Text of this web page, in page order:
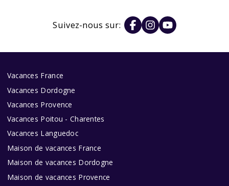
Suivez-nous sur:
Vacances France
Vacances Dordogne
Vacances Provence
Vacances Poitou - Charentes
Vacances Languedoc
Maison de vacances France
Maison de vacances Dordogne
Maison de vacances Provence